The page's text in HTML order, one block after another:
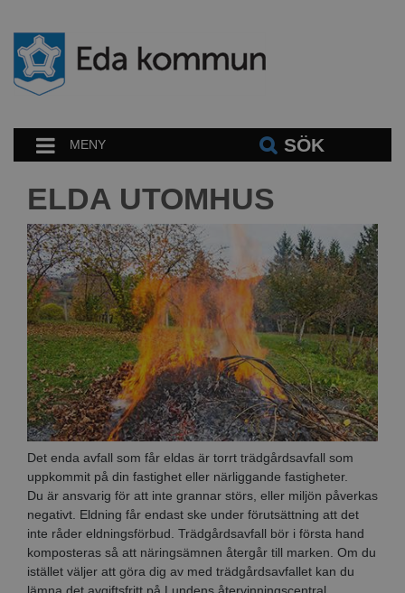
MENY SÖK
ELDA UTOMHUS
Det enda avfall som får eldas är torrt trädgårdsavfall som
uppkommit på din fastighet eller närliggande fastigheter.
Du är ansvarig för att inte grannar störs, eller miljön påverkas
negativt. Eldning får endast ske under förutsättning att det
inte råder eldningsförbud. Trädgårdsavfall bör i första hand
komposteras så att näringsämnen återgår till marken. Om du
istället väljer att göra dig av med trädgårdsavfallet kan du